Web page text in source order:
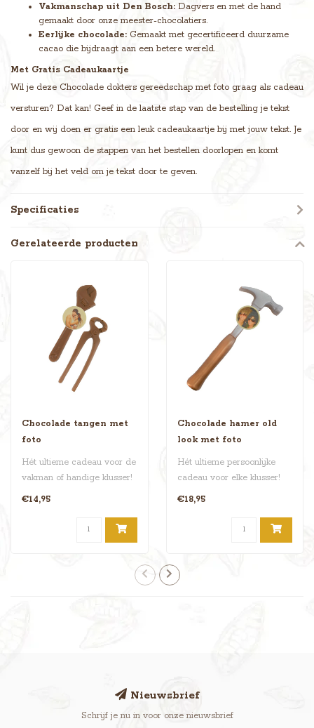
Vakmanschap uit Den Bosch: Dagvers en met de hand
gemaakt door onze meester-chocolatiers.
Eerlijke chocolade: Gemaakt met gecertificeerd duurzame
cacao die bijdraagt aan een betere wereld.
Met Gratis Cadeaukaartje
Wil je deze Chocolade dokters gereedschap met foto graag als cadeau
versturen? Dat kan! Geef in de laatste stap van de bestelling je tekst
door en wij doen er gratis een leuk cadeaukaartje bij met jouw tekst. Je
kunt dus gewoon de stappen van het bestellen doorlopen en komt
vanzelf bij het veld om je tekst door te geven.
Specificaties
Gerelateerde producten
Chocolade tangen met
foto
Hét ultieme cadeau voor de
vakman of handige klusser!
€14,95
Chocolade hamer old
look met foto
Hét ultieme persoonlijke
cadeau voor elke klusser!
€18,95
Nieuwsbrief
Schrijf je nu in voor onze nieuwsbrief